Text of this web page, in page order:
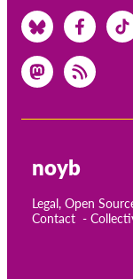
noyb
Legal, Open
Contact